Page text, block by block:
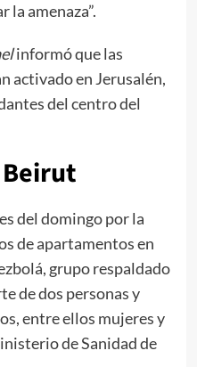
la amenaza”.
informó que las
activado en Jerusalén,
del centro del
del domingo por la
de apartamentos en
grupo respaldado
de dos personas y
entre ellos mujeres y
de Sanidad de